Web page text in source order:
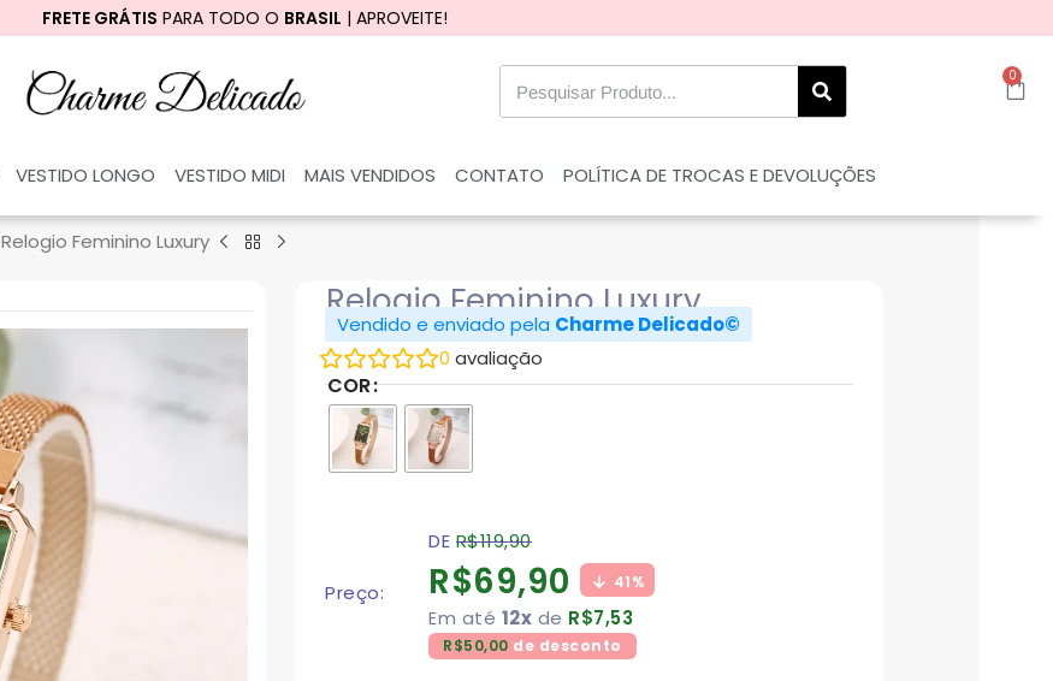
FRETE GRÁTIS PARA TODO O BRASIL | APROVEITE!
0
VESTIDO LONGO VESTIDO MIDI MAIS VENDIDOS CONTATO POLÍTICA DE TROCAS E DEVOLUÇÕES
Relogio Feminino Luxury
Relogio Feminino Luxury
Vendido e enviado pela Charme Delicado©
0 avaliação
COR
Preço:
DE R$119,90
R$69,90 41%
Em até 12x de R$7,53
R$50,00 de desconto